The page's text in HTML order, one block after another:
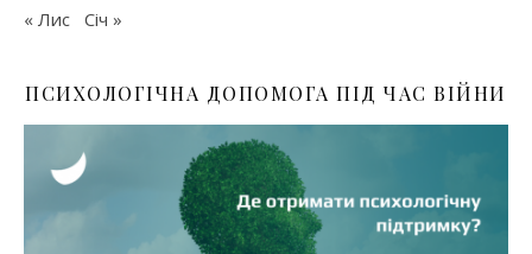
« Лис Січ »
ПСИХОЛОГІЧНА ДОПОМОГА ПІД ЧАС ВІЙНИ